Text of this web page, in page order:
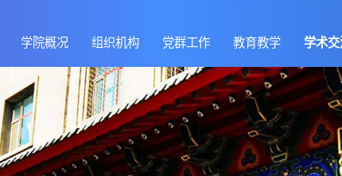
学院概况 组织机构 党群工作 教育教学 学术